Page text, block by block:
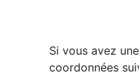
Si vous avez
coordonnées